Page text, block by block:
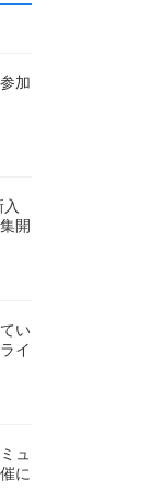
加
開
い
イ
ュ
に